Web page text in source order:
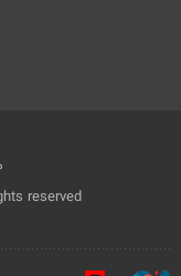
reserved